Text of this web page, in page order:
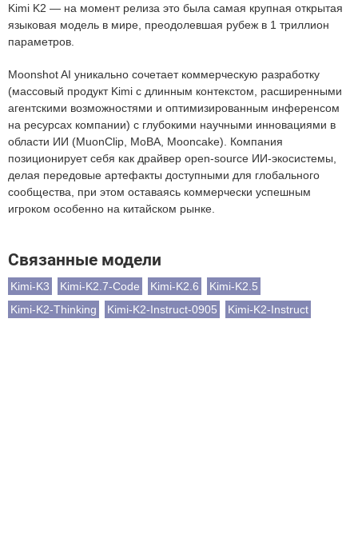
Kimi K2 — на момент релиза это была самая крупная открытая
языковая модель в мире, преодолевшая рубеж в 1 триллион
параметров.
Moonshot AI уникально сочетает коммерческую разработку
(массовый продукт Kimi с длинным контекстом, расширенными
агентскими возможностями и оптимизированным инференсом
на ресурсах компании) с глубокими научными инновациями в
области ИИ (MuonClip, MoBA, Mooncake). Компания
позиционирует себя как драйвер open-source ИИ-экосистемы,
делая передовые артефакты доступными для глобального
сообщества, при этом оставаясь коммерчески успешным
игроком особенно на китайском рынке.
Связанные модели
Kimi-K3 Kimi-K2.7-Code Kimi-K2.6
Kimi-K2.5
Kimi-K2-Thinking
Kimi-K2-Instruct-0905 Kimi-K2-Instruct